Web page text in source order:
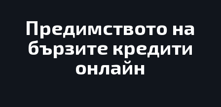
Предимството на
бързите кредити
онлайн